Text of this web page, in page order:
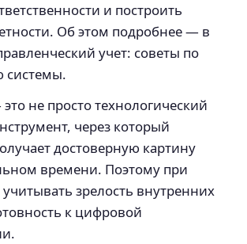
и построить
Об этом подробнее — в
учет: советы по
системы.
не просто технологический
через который
достоверную картину
времени. Поэтому при
зрелость внутренних
к цифровой